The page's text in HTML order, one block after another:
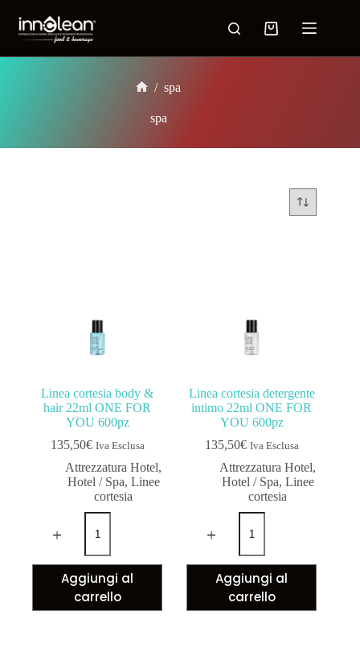
/ spa
spa
Linea cortesia body &
hair 22ml ONE FOR
YOU 600pz
135,50€ Iva Esclusa
Attrezzatura Hotel,
Hotel / Spa, Linee
cortesia
Aggiungi al
carrello
Linea cortesia detergente
intimo 22ml ONE FOR
YOU 600pz
135,50€ Iva Esclusa
Attrezzatura Hotel,
Hotel / Spa, Linee
cortesia
Aggiungi al
carrello